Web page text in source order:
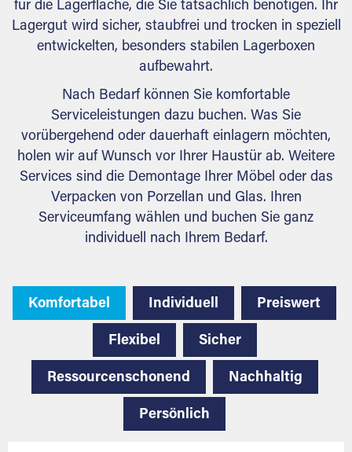
für die Lagerfläche, die Sie tatsächlich benötigen. Ihr
Lagergut wird sicher, staubfrei und trocken in speziell
entwickelten, besonders stabilen Lagerboxen
aufbewahrt.
Nach Bedarf können Sie komfortable
Serviceleistungen dazu buchen. Was Sie
vorübergehend oder dauerhaft einlagern möchten,
holen wir auf Wunsch vor Ihrer Haustür ab. Weitere
Services sind die Demontage Ihrer Möbel oder das
Verpacken von Porzellan und Glas. Ihren
Serviceumfang wählen und buchen Sie ganz
individuell nach Ihrem Bedarf.
Komfortabel Individuell Preiswert
Flexibel Sicher
Ressourcenschonend Nachhaltig
Persönlich